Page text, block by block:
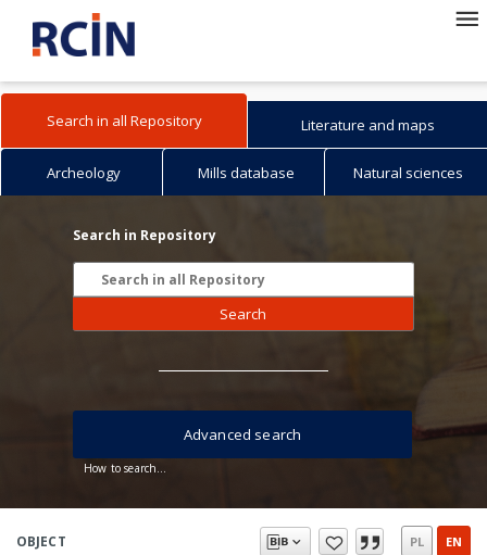
Search in all Repository Literature and maps
Archeology Mills database Natural sciences
Search in Repository
Search
How to search...
Advanced search
OBJECT PL EN